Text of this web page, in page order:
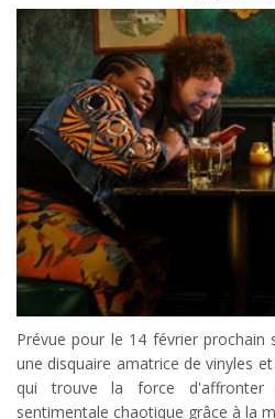
Prévue pour le 14 février prochain
une disquaire amatrice de vinyles
qui trouve la force
sentimentale chaotique grâce à la